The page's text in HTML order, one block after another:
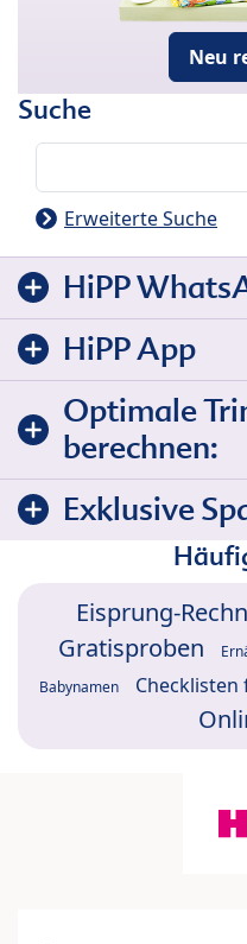
Neu
Suche
Erweiterte Suche
HiPP
HiPP App
Optimale
berechnen:
Exklusive
Eisprung-
Gratisproben
Babynamen Checklisten